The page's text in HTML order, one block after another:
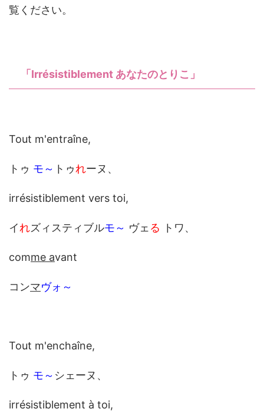
覧ください。
「Irrésistiblement あなたのとりこ」
Tout m'entraîne,
トゥ モ～ トゥれーヌ、
irrésistiblement vers toi,
イれズィスティブルモ～ ヴェる トワ、
comme avant
コンマヴォ～
Tout m'enchaîne,
トゥ モ～ シェーヌ、
irrésistiblement à toi,